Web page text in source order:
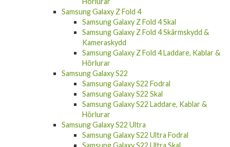
Kameraskydd
Samsung Galaxy Z Flip 4
Samsung Galaxy Z Flip 4 Skal
Samsung Galaxy Z Flip 4 Laddare, Kablar &
Hörlurar
Samsung Galaxy Z Fold 4
Samsung Galaxy Z Fold 4 Skal
Samsung Galaxy Z Fold 4 Skärmskydd &
Kameraskydd
Samsung Galaxy Z Fold 4 Laddare, Kablar &
Hörlurar
Samsung Galaxy S22
Samsung Galaxy S22 Fodral
Samsung Galaxy S22 Skal